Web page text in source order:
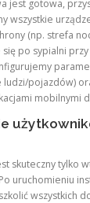
jest gotowa,
wszystkie
(np. strefa
po sypialni
ludzi/pojazdów)
mobilnymi
skuteczny tylko
uruchomieniu
wszystkich